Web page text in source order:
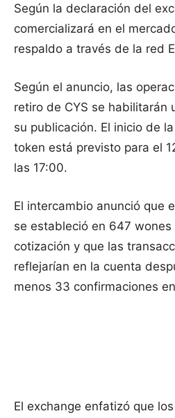
Según la declaración del
comercializará en el
respaldo a través de la red
Según el anuncio, las
retiro de CYS se habilitarán
su publicación. El inicio de
token está previsto para el
las 17:00.
El intercambio anunció que
se estableció en 647
cotización y que las
reflejarían en la cuenta
menos 33 confirmaciones
El exchange enfatizó que